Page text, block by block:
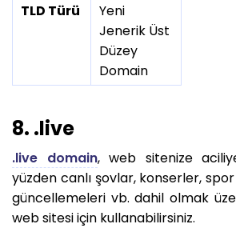
TLD Türü
Yeni
Jenerik Üst
Düzey
Domain
8. .live
.live domain, web sitenize
yüzden canlı şovlar, konserler,
güncellemeleri vb. dahil olmak
web sitesi için kullanabilirsiniz.